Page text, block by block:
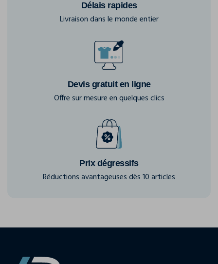
Délais rapides
Livraison dans le monde entier
Devis gratuit en ligne
Offre sur mesure en quelques clics
Prix dégressifs
Réductions avantageuses dès 10 articles